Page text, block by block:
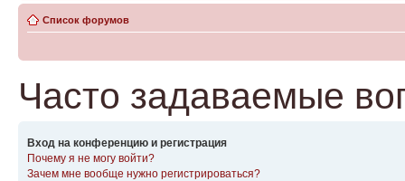
Список форумов
Часто задаваемые
Вход на конференцию и регистрация
Почему я не могу войти?
Зачем мне вообще нужно регистрироваться?